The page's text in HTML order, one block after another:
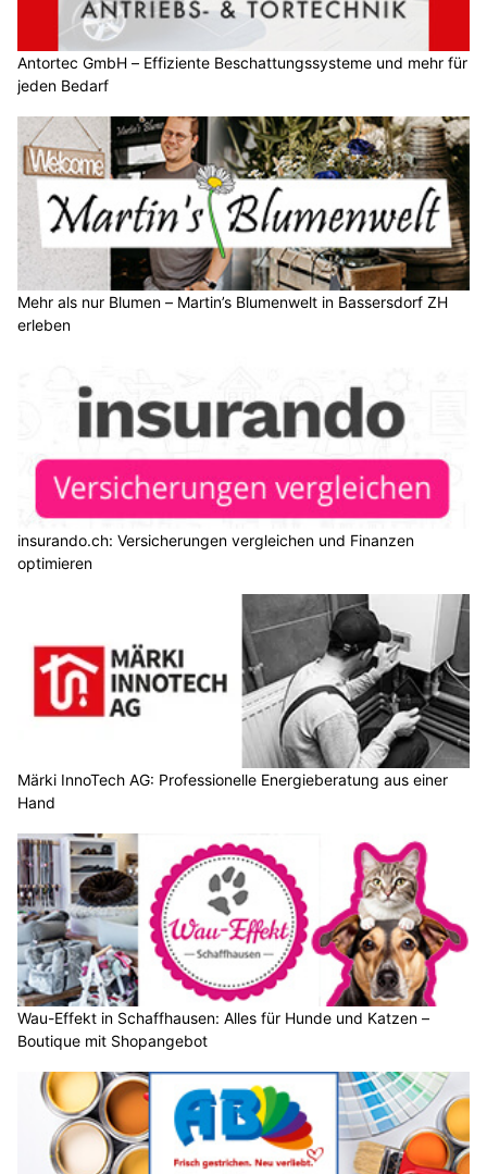
Antortec GmbH – Effiziente Beschattungssysteme und mehr für
jeden Bedarf
Mehr als nur Blumen – Martin’s Blumenwelt in Bassersdorf ZH
erleben
insurando.ch: Versicherungen vergleichen und Finanzen
optimieren
Märki InnoTech AG: Professionelle Energieberatung aus einer
Hand
Wau-Effekt in Schaffhausen: Alles für Hunde und Katzen –
Boutique mit Shopangebot